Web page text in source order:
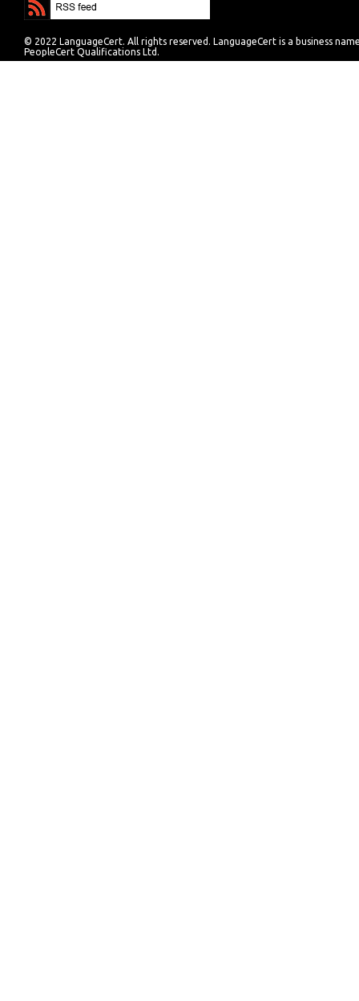
© 2022 LanguageCert. All rights reserved. LanguageCert is a business
PeopleCert Qualifications Ltd.